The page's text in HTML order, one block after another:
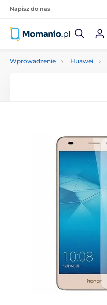
Napisz do nas
Wprowadzenie Huawei